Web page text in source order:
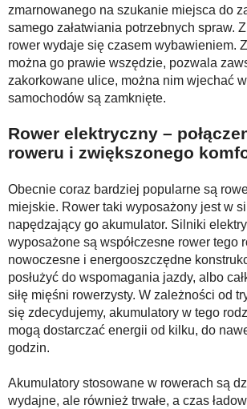
zmarnowanego na szukanie miejsca do
samego załatwiania potrzebnych spraw.
rower wydaje się czasem wybawieniem.
można go prawie wszędzie, pozwala
zakorkowane ulice, można nim wjechać
samochodów są zamknięte.
Rower elektryczny –
roweru i zwiększonego
Obecnie coraz bardziej popularne są
miejskie. Rower taki wyposażony jest w
napędzający go akumulator. Silniki
wyposażone są współczesne rower tego
nowoczesne i energooszczędne
posłużyć do wspomagania jazdy, albo
siłę mięśni rowerzysty. W zależności od
się zdecydujemy, akumulatory w tego
mogą dostarczać energii od kilku, do
godzin.
Akumulatory stosowane w rowerach są
wydajne, ale również trwałe, a czas